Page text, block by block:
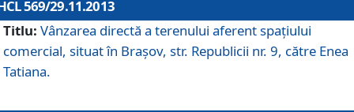
569/29.11.2013
Titlu: Vânzarea directă a terenului aferent spaţiului
comercial, situat în Braşov, str. Republicii nr. 9, către Enea
Tatiana.